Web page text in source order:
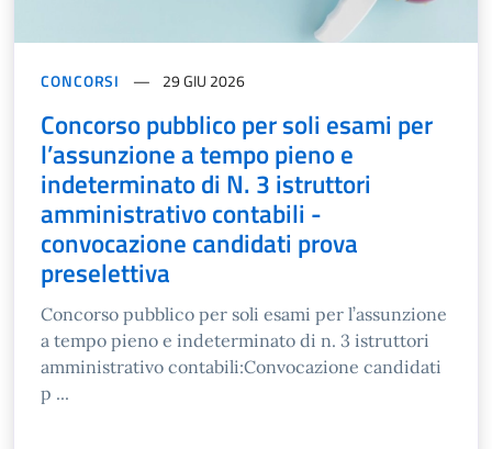
CONCORSI 29 GIU 2026
Concorso pubblico per soli esami per
l’assunzione a tempo pieno e
indeterminato di N. 3 istruttori
amministrativo contabili -
convocazione candidati prova
preselettiva
Concorso pubblico per soli esami per l’assunzione
a tempo pieno e indeterminato di n. 3 istruttori
amministrativo contabili:Convocazione candidati
p ...